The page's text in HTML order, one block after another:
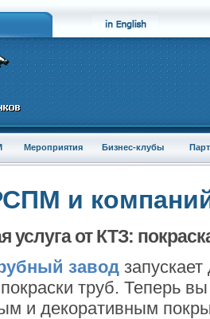
Мероприятия Бизнес-клубы
и
услуга от КТЗ:
завод
труб. Теперь
и декоративным